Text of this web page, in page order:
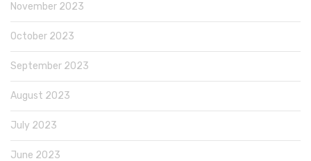
November 2023
October 2023
September 2023
August 2023
July 2023
June 2023